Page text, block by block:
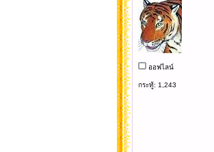
ออฟไลน์
กระทู้: 1,243